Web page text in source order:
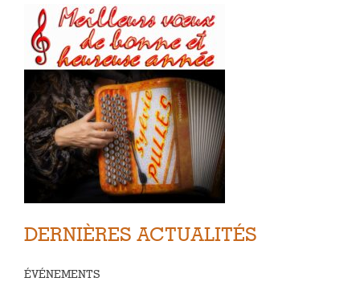
DERNIÈRES ACTUALITÉS
ÉVÉNEMENTS